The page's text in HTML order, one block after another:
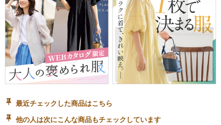
最近チェックした商品はこちら
他の人は次にこんな商品もチェックしています